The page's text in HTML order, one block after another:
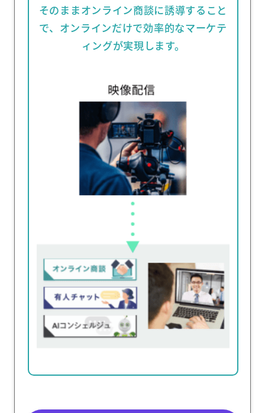
そのままオンライン商談に誘導すること
で、 オンラインだけで効率的なマーケテ
ィングが実現します。